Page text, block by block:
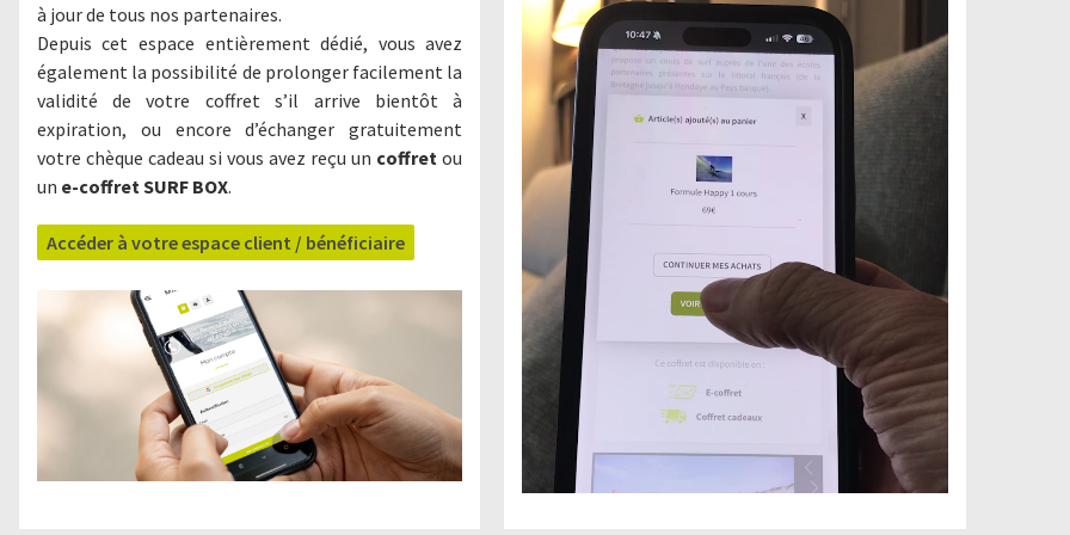
à jour de tous nos partenaires.
Depuis cet espace entièrement dédié, vous avez
également la possibilité de prolonger facilement la
validité de votre coffret s’il arrive bientôt à
expiration, ou encore d’échanger gratuitement
votre chèque cadeau si vous avez reçu un coffret ou
un e-coffret SURF BOX.
Accéder à votre espace client / bénéficiaire